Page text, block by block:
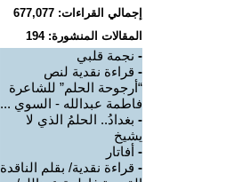
إجمالي القراءات: 677,077
المقالات المنشورة: 194
- نجمة قلبي
- قراءة نقدية لنص
“أرجوحة الحلم” للشاعرة
فاطمة عبدالله - السوي ...
- بغدادُ.. الحلمُ الذي لا
يشيخ
- أفاتار
- قراءة نقدية/ بقلم الناقدة